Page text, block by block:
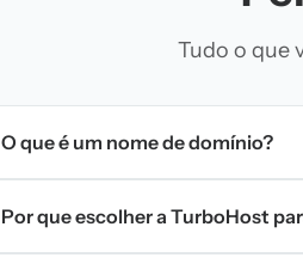
Tudo o que
O que é um nome de domínio?
Por que escolher a TurboHost